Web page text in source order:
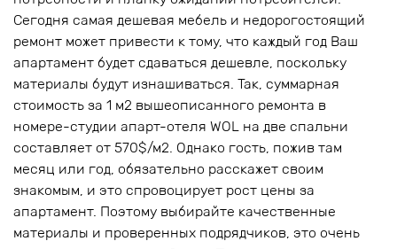
Сегодня самая дешевая мебель и недорогостоящий
ремонт может привести к тому, что каждый год Ваш
апартамент будет сдаваться дешевле, поскольку
материалы будут изнашиваться. Так, суммарная
стоимость за 1 м2 вышеописанного ремонта в
номере-студии апарт-отеля WOL на две спальни
составляет от 570$/м2. Однако гость, пожив там
месяц или год, обязательно расскажет своим
знакомым, и это спровоцирует рост цены за
апартамент. Поэтому выбирайте качественные
материалы и проверенных подрядчиков, это очень